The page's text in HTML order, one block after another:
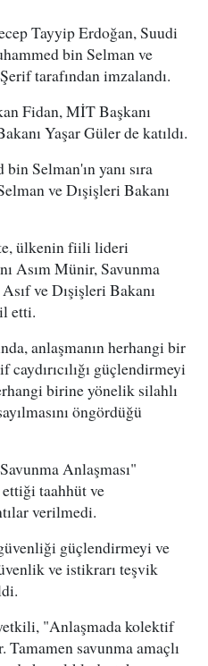
Tayyip Erdoğan, Suudi
bin Selman ve
tarafından imzalandı.
Fidan, MİT Başkanı
Yaşar Güler de katıldı.
Selman'ın yanı sıra
ve Dışişleri Bakanı
ülkenin fiili lideri
Asım Münir, Savunma
ve Dışişleri Bakanı
etti.
anlaşmanın herhangi bir
caydırıcılığı güçlendirmeyi
birine yönelik silahlı
öngördüğü
Anlaşması"
taahhüt ve
verilmedi.
güçlendirmeyi ve
ve istikrarı teşvik
"Anlaşmada kolektif
Tamamen savunma amaçlı